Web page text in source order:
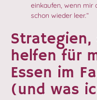
einkaufen, wenn mir
schon wieder leer.“
helfen für
Essen im
(und was